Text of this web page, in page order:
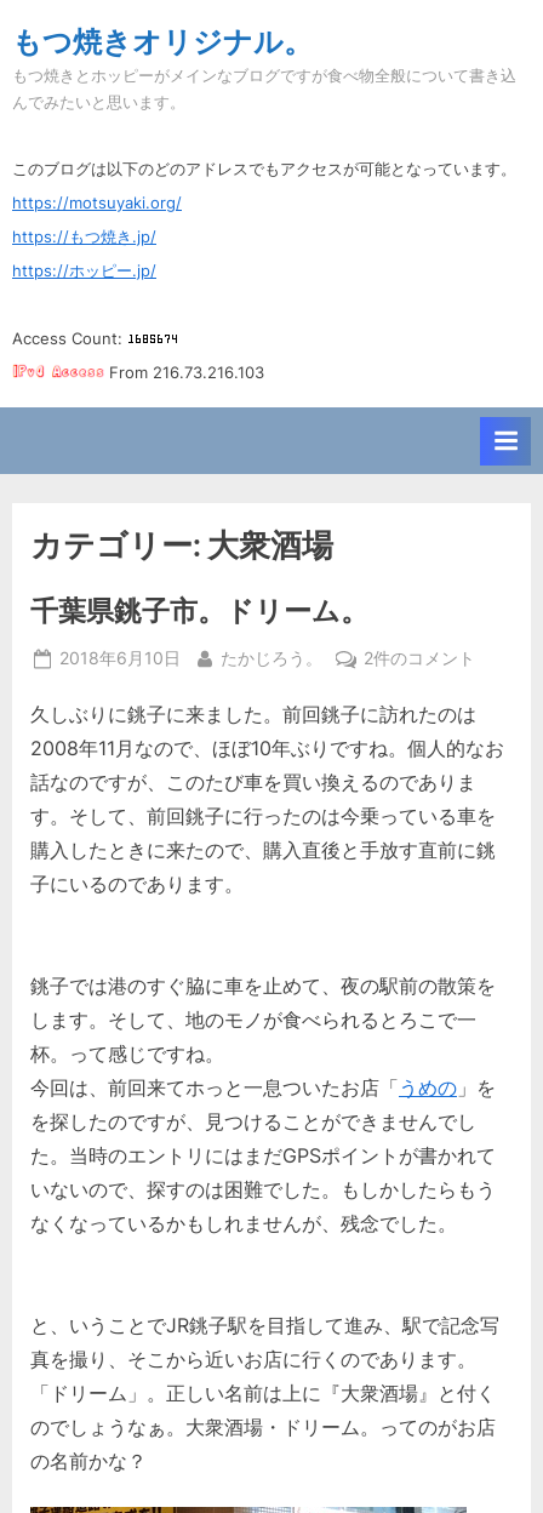
to
content
もつ焼きオリジナル。
もつ焼きとホッピーがメインなブログですが食べ物全般について書き込
んでみたいと思います。
このブログは以下のどのアドレスでもアクセスが可能となっています。
https://motsuyaki.org/
https://もつ焼き.jp/
https://ホッピー.jp/
Access Count:
From 216.73.216.103
カテゴリー: 大衆酒場
千葉県銚子市。ドリーム。
Posted
2018年6月10日 By
たかじろう。
千
県
銚
市。
ド
リ
2件のコメント
久しぶりに銚子に来ました。前回銚子に訪れたのは
2008年11月なので、ほぼ10年ぶりですね。個人的なお
話なのですが、このたび車を買い換えるのでありま
す。そして、前回銚子に行ったのは今乗っている車を
購入したときに来たので、購入直後と手放す直前に銚
子にいるのであります。
銚子では港のすぐ脇に車を止めて、夜の駅前の散策を
します。そして、地のモノが食べられるとろこで一
杯。って感じですね。
今回は、前回来てホっと一息ついたお店「 うめの 」を
を探したのですが、見つけることができませんでし
た。当時のエントリにはまだGPSポイントが書かれて
いないので、探すのは困難でした。もしかしたらもう
なくなっているかもしれませんが、残念でした。
と、いうことでJR銚子駅を目指して進み、駅で記念写
真を撮り、そこから近いお店に行くのであります。
「ドリーム」。正しい名前は上に『大衆酒場』と付く
のでしょうなぁ。大衆酒場・ドリーム。ってのがお店
の名前かな？